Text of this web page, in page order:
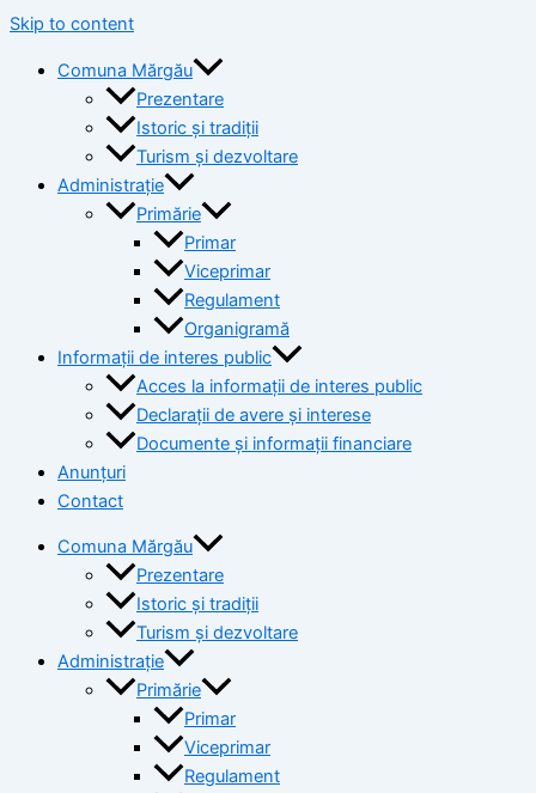
Skip to content
Comuna Mărgău
Prezentare
Istoric și tradiții
Turism și dezvoltare
Administrație
Primărie
Primar
Viceprimar
Regulament
Organigramă
Informații de interes public
Acces la informații de interes public
Declarații de avere și interese
Documente și informații financiare
Anunțuri
Contact
Comuna Mărgău
Prezentare
Istoric și tradiții
Turism și dezvoltare
Administrație
Primărie
Primar
Viceprimar
Regulament